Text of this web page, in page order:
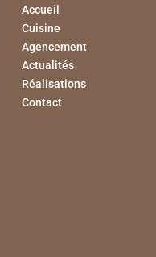
Accueil
Cuisine
Agencement
Actualités
Réalisations
Contact